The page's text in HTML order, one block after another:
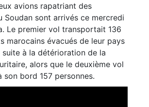
avions rapatriant des
Soudan sont arrivés ce mercredi
Le premier vol transportait 136
marocains évacués de leur pays
suite à la détérioration de la
alors que le deuxième vol
son bord 157 personnes.